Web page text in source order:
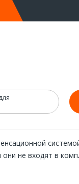
не входят в